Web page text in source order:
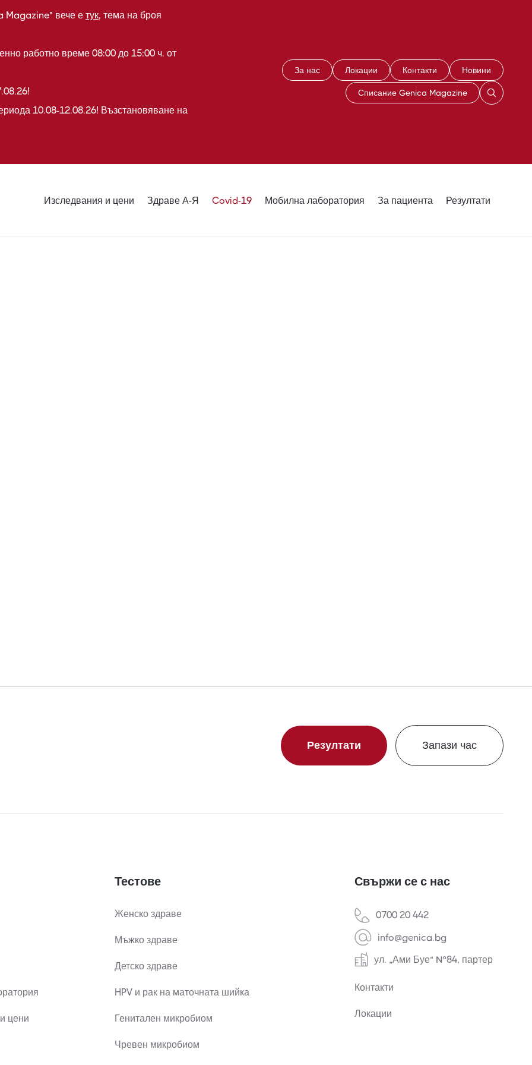
Magazine" вече е тук, тема на броя
работно време 08:00 до 15:00 ч. от
10.08-12.08.26! Възстановяване на
За нас Локации Контакти Новини
Списание Genica Magazine
Изследвания и цени Здраве А-Я Covid-19 Мобилна лаборатория За пациента Резултати
Резултати Запази час
цени
Тестове
Женско здраве
Мъжко здраве
Детско здраве
HPV и рак на маточната шийка
Генитален микробиом
Чревен микробиом
Свържи се с нас
0700 20 442
info@genica.bg
ул. „Ами Буе“ №84, партер
Контакти
Локации